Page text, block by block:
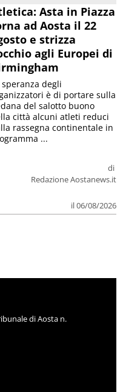
Asta in Piazza
ad Aosta il 22
e strizza
agli Europei di
di
Redazione Aostanews.it
il 06/08/2026
speranza degli
è di portare sulla
del salotto buono
città alcuni atleti reduci
rassegna continentale in
...
di Aosta n.